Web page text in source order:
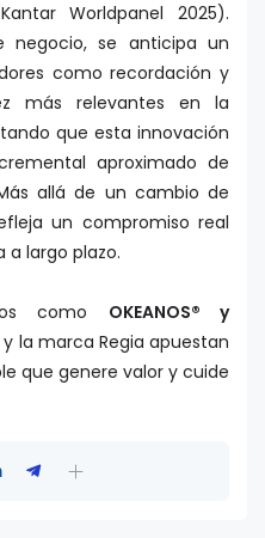
Worldpanel 2025).
negocio, se anticipa un
como recordación y
más relevantes en la
que esta innovación
aproximado de
allá de un cambio de
un compromiso real
a largo plazo.
como OKEANOS® y
la marca Regia apuestan
que genere valor y cuide